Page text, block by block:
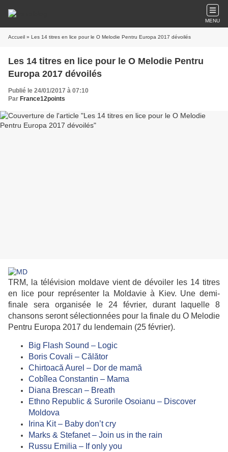
MENU
Accueil » Les 14 titres en lice pour le O Melodie Pentru Europa 2017 dévoilés
Les 14 titres en lice pour le O Melodie Pentru
Europa 2017 dévoilés
Publié le 24/01/2017 à 07:10
Par France12points
TRM, la télévision moldave vient de dévoiler les 14 titres
en lice pour représenter la Moldavie à Kiev. Une demi-
finale sera organisée le 24 février, durant laquelle 8
chansons seront sélectionnées pour la finale du O Melodie
Pentru Europa 2017 du lendemain (25 février).
Big Flash Sound – Logic
Boris Covali – Călător
Chirtoacă Aurel – Dor de mamă
Cobîlea Constantin – Mama
Diana Brescan – Breath
Ethno Republic & Surorile Osoianu – Discover
Moldova
Irina Kit – Baby don’t cry
Marks & Stefanet – Join us in the rain
Russu Emilia – If only you